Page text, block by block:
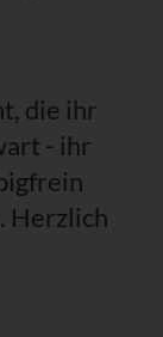
die ihr
- ihr
Herzlich